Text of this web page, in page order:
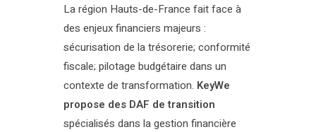
La région Hauts-de-France fait face à
des enjeux financiers majeurs :
sécurisation de la trésorerie; conformité
fiscale; pilotage budgétaire dans un
contexte de transformation. KeyWe
propose des DAF de transition
spécialisés dans la gestion financière